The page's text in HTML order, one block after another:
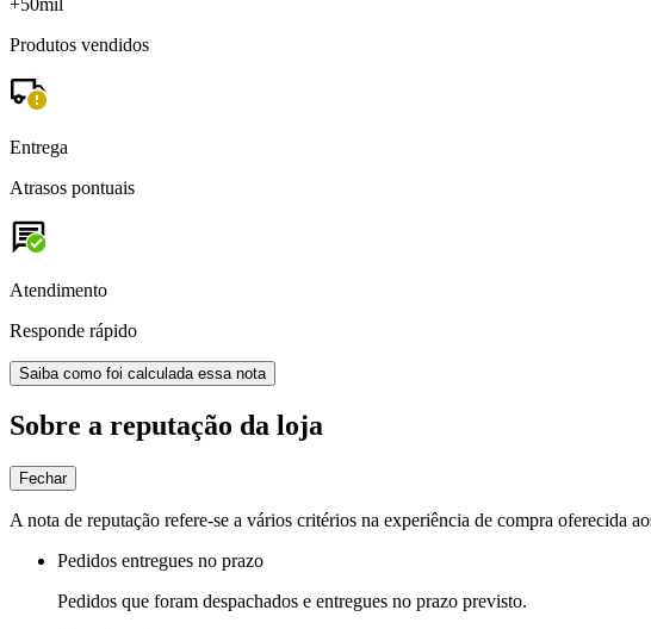
+50mil
Produtos vendidos
Entrega
Atrasos pontuais
Atendimento
Responde rápido
Saiba como foi calculada essa nota
Sobre a reputação da loja
Fechar
A nota de reputação refere-se a vários critérios na experiência de compra oferecida
Pedidos entregues no prazo
Pedidos que foram despachados e entregues no prazo previsto.